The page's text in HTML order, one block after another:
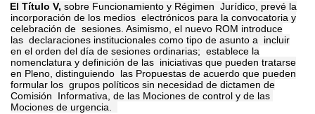
El Título V, sobre Funcionamiento y Régimen Jurídico, prevé la
incorporación de los medios electrónicos para la convocatoria y
celebración de sesiones. Asimismo, el nuevo ROM introduce
las declaraciones institucionales como tipo de asunto a incluir
en el orden del día de sesiones ordinarias; establece la
nomenclatura y definición de las iniciativas que pueden tratarse
en Pleno, distinguiendo las Propuestas de acuerdo que pueden
formular los grupos políticos sin necesidad de dictamen de
Comisión Informativa, de las Mociones de control y de las
Mociones de urgencia.